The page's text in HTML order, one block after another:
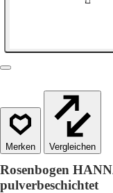
Vergleichen
Rosenbogen
pulverbeschichtet